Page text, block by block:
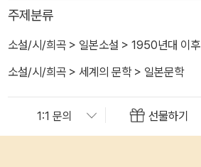
주제분류
소설/시/희곡 > 일본소설 > 1950년대 이후
소설/시/희곡 > 세계의 문학> 일본문학
선물하기